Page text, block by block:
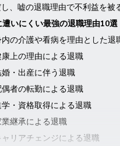
、嘘の退職理由で不利益を被
遭いにくい最強の退職理由10選
内の介護や看病を理由とした退
康上の理由による退職
・出産に伴う退職
者の転勤による退職
学・資格取得による退職
業継承による退職
ャリアチェンジによる退職